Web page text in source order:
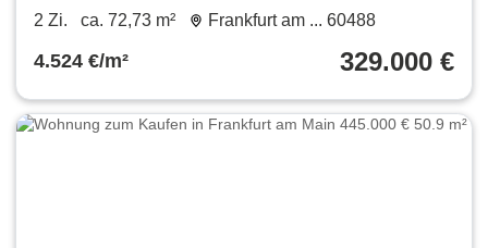
329.000 € 72.73 m²
2 Zi. ca. 72,73 m² Frankfurt am ... 60488
4.524 €/m² 329.000 €